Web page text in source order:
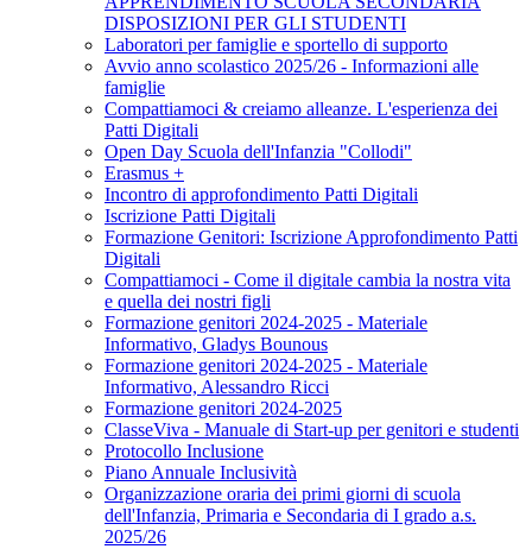
DISPOSIZIONI PER GLI STUDENTI
Laboratori per famiglie e sportello di supporto
Avvio anno scolastico 2025/26 - Informazioni alle
famiglie
Compattiamoci & creiamo alleanze. L'esperienza dei
Patti Digitali
Open Day Scuola dell'Infanzia "Collodi"
Erasmus +
Incontro di approfondimento Patti Digitali
Iscrizione Patti Digitali
Formazione Genitori: Iscrizione Approfondimento Patti
Digitali
Compattiamoci - Come il digitale cambia la nostra vita
e quella dei nostri figli
Formazione genitori 2024-2025 - Materiale
Informativo, Gladys Bounous
Formazione genitori 2024-2025 - Materiale
Informativo, Alessandro Ricci
Formazione genitori 2024-2025
ClasseViva - Manuale di Start-up per genitori e studenti
Protocollo Inclusione
Piano Annuale Inclusività
Organizzazione oraria dei primi giorni di scuola
dell'Infanzia, Primaria e Secondaria di I grado a.s.
2025/26